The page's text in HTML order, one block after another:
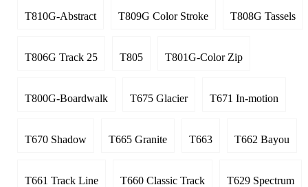
T810G-Abstract T809G Color Stroke T808G Tassels
T806G Track 25 T805 T801G-Color Zip
T800G-Boardwalk T675 Glacier T671 In-motion
T670 Shadow T665 Granite T663 T662 Bayou
T661 Track Line T660 Classic Track T629 Spectrum